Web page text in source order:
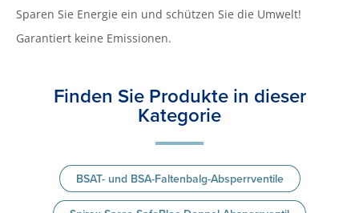
Sparen Sie Energie ein und schützen Sie die Umwelt!
Garantiert keine Emissionen.
Finden Sie Produkte in dieser
Kategorie
BSAT- und BSA-Faltenbalg-Absperrventile